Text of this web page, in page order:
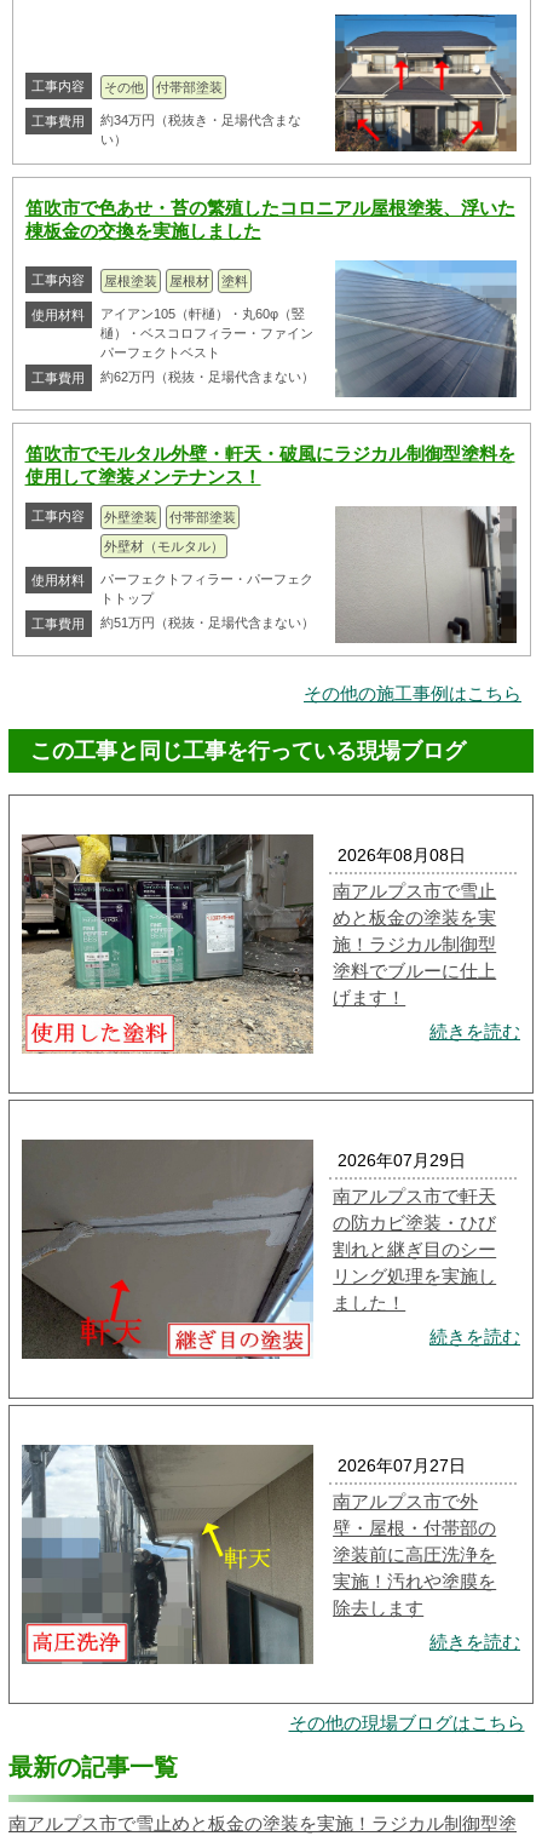
工事内容 その他 付帯部塗装
工事費用
約34万円（税抜き・足場代含まな
い）
笛吹市で色あせ・苔の繁殖したコロニアル屋根塗装、浮いた
棟板金の交換を実施しました
工事内容 屋根塗装 屋根材 塗料
使用材料
アイアン105（軒樋）・丸60φ（竪
樋）・ベスコロフィラー・ファイン
パーフェクトベスト
工事費用
約62万円（税抜・足場代含まない）
笛吹市でモルタル外壁・軒天・破風にラジカル制御型塗料を
使用して塗装メンテナンス！
工事内容 外壁塗装
付帯部塗装
外壁材（モルタル）
使用材料
パーフェクトフィラー・パーフェク
トトップ
工事費用
約51万円（税抜・足場代含まない）
その他の施工事例はこちら
この工事と同じ工事を行っている現場ブログ
2026年08月08日
南アルプス市で雪止
めと板金の塗装を実
施！ラジカル制御型
塗料でブルーに仕上
げます！
続きを読む
2026年07月29日
南アルプス市で軒天
の防カビ塗装・ひび
割れと継ぎ目のシー
リング処理を実施し
ました！
続きを読む
2026年07月27日
南アルプス市で外
壁・屋根・付帯部の
塗装前に高圧洗浄を
実施！汚れや塗膜を
除去します
続きを読む
その他の現場ブログはこちら
最新の記事一覧
南アルプス市で雪止めと板金の塗装を実施！ラジカル制御型塗